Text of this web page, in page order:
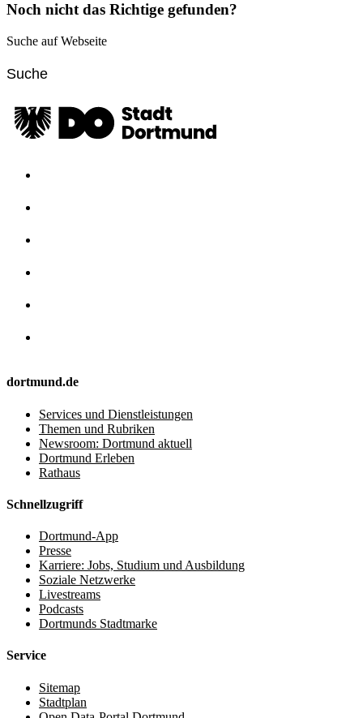
Noch nicht das Richtige gefunden?
Suche auf Webseite
dortmund.de
Services und Dienstleistungen
Themen und Rubriken
Newsroom: Dortmund aktuell
Dortmund Erleben
Rathaus
Schnellzugriff
Dortmund-App
Presse
Karriere: Jobs, Studium und Ausbildung
Soziale Netzwerke
Livestreams
Podcasts
Dortmunds Stadtmarke
Service
Sitemap
Stadtplan